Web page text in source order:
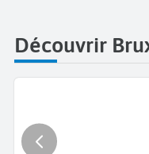
Découvrir